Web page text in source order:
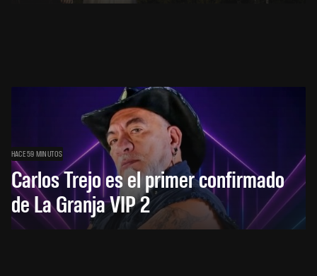
HACE 59 MINUTOS
Carlos Trejo es el primer confirmado
de La Granja VIP 2